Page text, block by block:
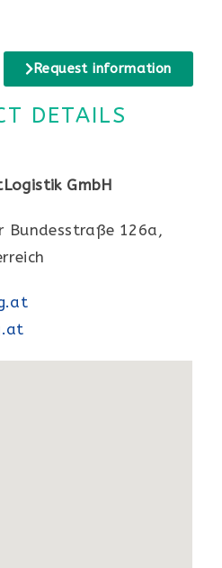
Request information
DETAILS
GmbH
Bundesstraße 126a,